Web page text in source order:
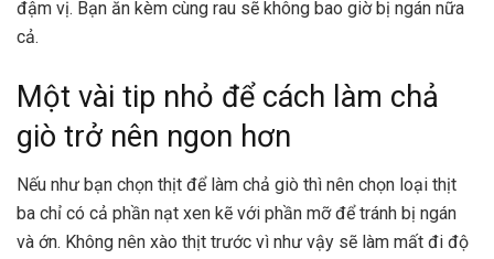
đậm vị. Bạn ăn kèm cùng rau sẽ không bao giờ bị ngán nữa
cả.
Một vài tip nhỏ để cách làm chả
giò trở nên ngon hơn
Nếu như bạn chọn thịt để làm chả giò thì nên chọn loại thịt
ba chỉ có cả phần nạt xen kẽ với phần mỡ để tránh bị ngán
và ớn. Không nên xào thịt trước vì như vậy sẽ làm mất đi độ